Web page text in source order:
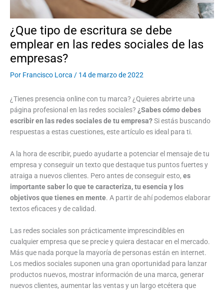
¿Que tipo de escritura se debe
emplear en las redes sociales de las
empresas?
Por Francisco Lorca / 14 de marzo de 2022
¿Tienes presencia online con tu marca? ¿Quieres abrirte una
página profesional en las redes sociales? ¿Sabes cómo debes
escribir en las redes sociales de tu empresa?Si estás buscando
respuestas a estas cuestiones, este artículo es ideal para ti.
A la hora de escribir, puedo ayudarte a potenciar el mensaje de tu
empresa y conseguir un texto que destaque tus puntos fuertes y
atraiga a nuevos clientes. Pero antes de conseguir esto, es
importante saber lo que te caracteriza, tu esencia y los
objetivos que tienes en mente. A partir de ahí podemos elaborar
textos eficaces y de calidad.
Las redes sociales son prácticamente imprescindibles en
cualquier empresa que se precie y quiera destacar en el mercado.
Más que nada porque la mayoría de personas están en internet.
Los medios sociales suponen una gran oportunidad para lanzar
productos nuevos, mostrar información de una marca, generar
nuevos clientes, aumentar las ventas y un largo etcétera que